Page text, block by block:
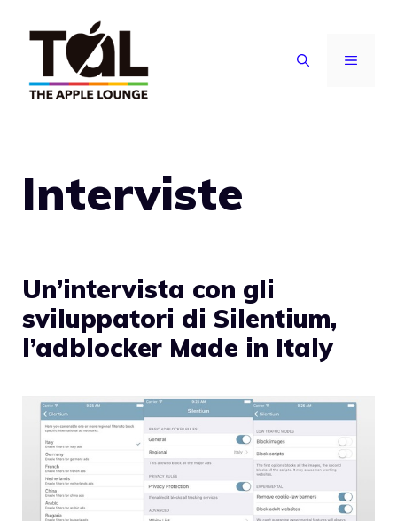
contenuto
MENU
Interviste
Un’intervista con gli
sviluppatori di Silentium,
l’adblocker Made in Italy